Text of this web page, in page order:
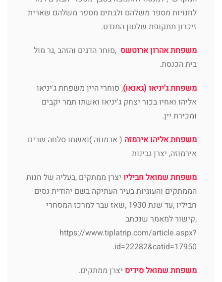
לחנויות מספר משלהם ולבתים מספר משלהם שארית
זיכרון מתקופת שלטון המנדט.
משפחת אהרון ארוטשס ,סוחר הדגים והזהב ,גר מול
בית הכנסת.
משפחת ג'יניאו (גאנאו), סוחרי היין משפחת ג'יניאו
אליהו ואחיו בכור יצחק ג'יניאו ואשתו תמר יקבים
ומכירת יין.
משפחת אליהו אירמזה ( ארמוזה )ואשתו סלחה שרים
אירמוזה, יצרן גבינות
משפחת שמואל חביליו יצרן ממתקים ,בעליה של חנות
הממתקים והעוגיות בעיר העתיקה בשם יהודית נסים
חביליו ,עד שנת 1930 ,שאז עבר למרכז המסחרי
,קישור למאמר שנכתב
https://www.tiplatrip.com/article.aspx?
id=22282&catid=17950.
משפחת שמואל סידיס יצרן ממתקים.